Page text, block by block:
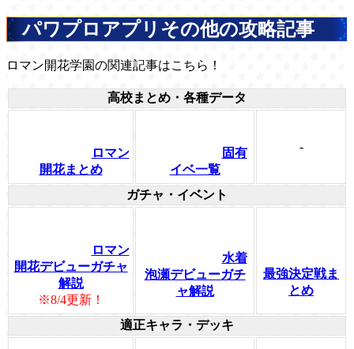
パワプロアプリその他の攻略記事
ロマン開花学園の関連記事はこちら！
高校まとめ・各種データ
ロマン
開花まとめ
固有
イベ一覧
-
ガチャ・イベント
ロマン
開花デビューガチャ
解説
※8/4更新！
水着
泡瀬デビューガチ
ャ解説
最強決定戦ま
とめ
適正キャラ・デッキ